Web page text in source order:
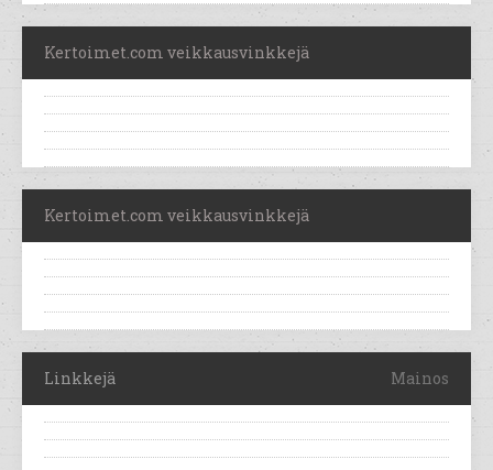
Kertoimet.com veikkausvinkkejä
Kertoimet.com veikkausvinkkejä
Linkkejä Mainos